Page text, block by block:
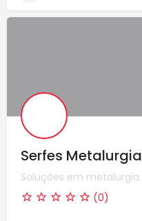
Serfes Metalurgia
(0)